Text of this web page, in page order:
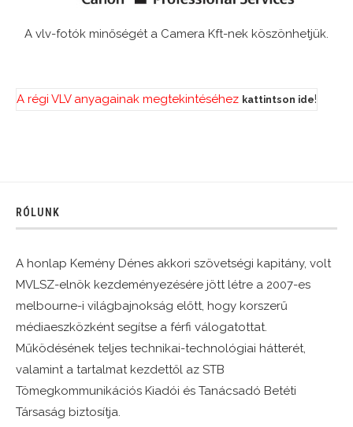
A vlv-fotók minőségét a Camera Kft-nek köszönhetjük.
A régi VLV anyagainak megtekintéséhez kattintson ide!
RÓLUNK
A honlap Kemény Dénes akkori szövetségi kapitány, volt
MVLSZ-elnök kezdeményezésére jött létre a 2007-es
melbourne-i világbajnokság előtt, hogy korszerű
médiaeszközként segítse a férfi válogatottat.
Működésének teljes technikai-technológiai hátterét,
valamint a tartalmat kezdettől az STB
Tömegkommunikációs Kiadói és Tanácsadó Betéti
Társaság biztosítja.